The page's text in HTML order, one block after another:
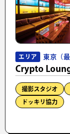
エリア 東京（
Crypto
撮影スタジオ
ドッキリ協力